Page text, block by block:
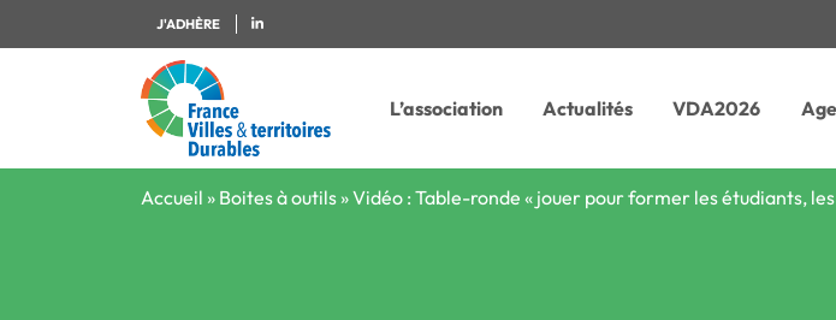
J'ADHÈRE
L’association Actualités VDA2026
Accueil » Boites à outils »Vidéo : Table-ronde « jouer pour former les étudiants,